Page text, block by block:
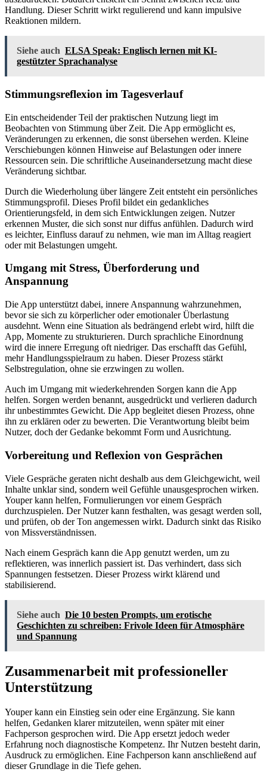
Handlung. Dieser Schritt wirkt regulierend und kann impulsive
Reaktionen mildern.
Siehe auch ELSA Speak: Englisch lernen mit KI-
gestützter Sprachanalyse
Stimmungsreflexion im Tagesverlauf
Ein entscheidender Teil der praktischen Nutzung liegt im
Beobachten von Stimmung über Zeit. Die App ermöglicht es,
Veränderungen zu erkennen, die sonst übersehen werden. Kleine
Verschiebungen können Hinweise auf Belastungen oder innere
Ressourcen sein. Die schriftliche Auseinandersetzung macht diese
Veränderung sichtbar.
Durch die Wiederholung über längere Zeit entsteht ein persönliches
Stimmungsprofil. Dieses Profil bildet ein gedankliches
Orientierungsfeld, in dem sich Entwicklungen zeigen. Nutzer
erkennen Muster, die sich sonst nur diffus anfühlen. Dadurch wird
es leichter, Einfluss darauf zu nehmen, wie man im Alltag reagiert
oder mit Belastungen umgeht.
Umgang mit Stress, Überforderung und
Anspannung
Die App unterstützt dabei, innere Anspannung wahrzunehmen,
bevor sie sich zu körperlicher oder emotionaler Überlastung
ausdehnt. Wenn eine Situation als bedrängend erlebt wird, hilft die
App, Momente zu strukturieren. Durch sprachliche Einordnung
wird die innere Erregung oft niedriger. Das erschafft das Gefühl,
mehr Handlungsspielraum zu haben. Dieser Prozess stärkt
Selbstregulation, ohne sie erzwingen zu wollen.
Auch im Umgang mit wiederkehrenden Sorgen kann die App
helfen. Sorgen werden benannt, ausgedrückt und verlieren dadurch
ihr unbestimmtes Gewicht. Die App begleitet diesen Prozess, ohne
ihn zu erklären oder zu bewerten. Die Verantwortung bleibt beim
Nutzer, doch der Gedanke bekommt Form und Ausrichtung.
Vorbereitung und Reflexion von Gesprächen
Viele Gespräche geraten nicht deshalb aus dem Gleichgewicht, weil
Inhalte unklar sind, sondern weil Gefühle unausgesprochen wirken.
Youper kann helfen, Formulierungen vor einem Gespräch
durchzuspielen. Der Nutzer kann festhalten, was gesagt werden soll,
und prüfen, ob der Ton angemessen wirkt. Dadurch sinkt das Risiko
von Missverständnissen.
Nach einem Gespräch kann die App genutzt werden, um zu
reflektieren, was innerlich passiert ist. Das verhindert, dass sich
Spannungen festsetzen. Dieser Prozess wirkt klärend und
stabilisierend.
Siehe auch Die 10 besten Prompts, um erotische
Geschichten zu schreiben: Frivole Ideen für Atmosphäre
und Spannung
Zusammenarbeit mit professioneller
Unterstützung
Youper kann ein Einstieg sein oder eine Ergänzung. Sie kann
helfen, Gedanken klarer mitzuteilen, wenn später mit einer
Fachperson gesprochen wird. Die App ersetzt jedoch weder
Erfahrung noch diagnostische Kompetenz. Ihr Nutzen besteht darin,
Ausdruck zu ermöglichen. Eine Fachperson kann anschließend auf
dieser Grundlage in die Tiefe gehen.